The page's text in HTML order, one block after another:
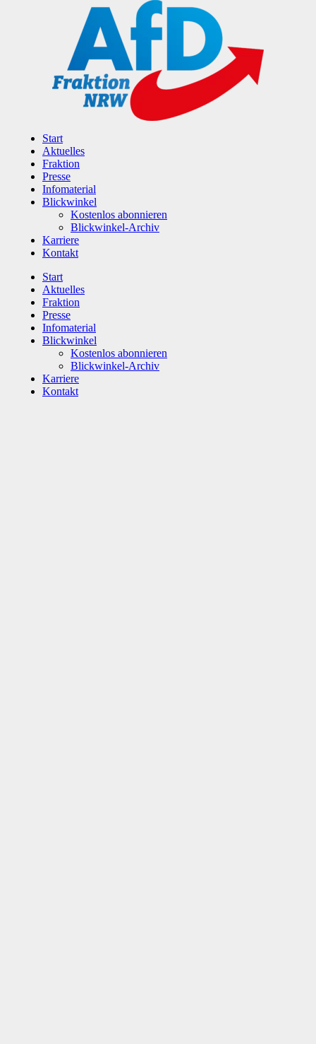
Start
Aktuelles
Fraktion
Presse
Infomaterial
Blickwinkel
Kostenlos abonnieren
Blickwinkel-Archiv
Karriere
Kontakt
Start
Aktuelles
Fraktion
Presse
Infomaterial
Blickwinkel
Kostenlos abonnieren
Blickwinkel-Archiv
Karriere
Kontakt